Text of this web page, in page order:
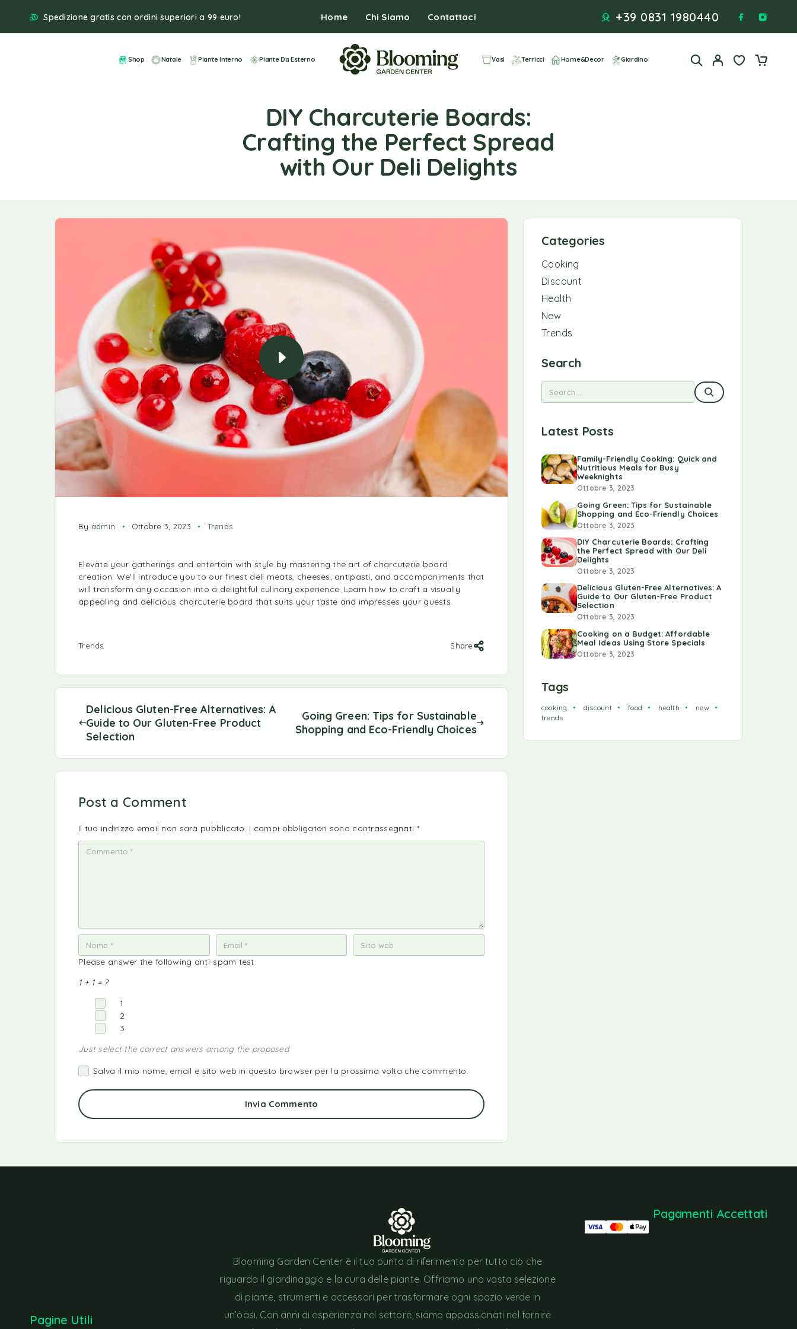
Spedizione gratis con ordini superiori a 99 euro! Home Chi Siamo Contattaci +39 0831 1980440
Shop Natale Piante Interno Piante Da Esterno Vasi Terricci Home&Decor Giardino
DIY Charcuterie Boards:
Crafting the Perfect Spread
with Our Deli Delights
By admin Ottobre 3, 2023 Trends
Elevate your gatherings and entertain with style by mastering the art of charcuterie board
creation. We’ll introduce you to our finest deli meats, cheeses, antipasti, and accompaniments that
will transform any occasion into a delightful culinary experience. Learn how to craft a visually
appealing and delicious charcuterie board that suits your taste and impresses your guests.
Trends Share
Delicious Gluten-Free Alternatives: A
Guide to Our Gluten-Free Product
Selection
Going Green: Tips for Sustainable
Shopping and Eco-Friendly Choices
Post a Comment
Il tuo indirizzo email non sarà pubblicato. I campi obbligatori sono contrassegnati *
Please answer the following anti-spam test
1 + 1 = ?
1
2
3
Just select the correct answers among the proposed
Salva il mio nome, email e sito web in questo browser per la prossima volta che commento.
Invia Commento
Categories
Cooking
Discount
Health
New
Trends
Search
Latest Posts
Family-Friendly Cooking: Quick and
Nutritious Meals for Busy
Weeknights
Ottobre 3, 2023
Going Green: Tips for Sustainable
Shopping and Eco-Friendly Choices
Ottobre 3, 2023
DIY Charcuterie Boards: Crafting
the Perfect Spread with Our Deli
Delights
Ottobre 3, 2023
Delicious Gluten-Free Alternatives: A
Guide to Our Gluten-Free Product
Selection
Ottobre 3, 2023
Cooking on a Budget: Affordable
Meal Ideas Using Store Specials
Ottobre 3, 2023
Tags
cooking discount food health
new
trends
Pagine Utili
Blooming Garden Center è il tuo punto di riferimento per tutto ciò che
riguarda il giardinaggio e la cura delle piante. Offriamo una vasta selezione
di piante, strumenti e accessori per trasformare ogni spazio verde in
un’oasi. Con anni di esperienza nel settore, siamo appassionati nel fornire
Pagamenti Accettati